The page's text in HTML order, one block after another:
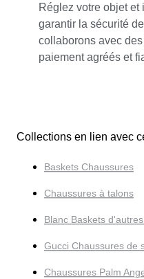
Réglez votre objet et
garantir la sécurité
collaborons avec
paiement agréés et
Collections en lien avec
Baskets Chaussures
Chaussures à talons
Blanc Baskets
Gucci Chaussures de
Chaussures Palm